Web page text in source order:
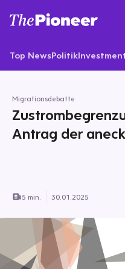
Top NewsPolitik
Migrationsdebatte
Antrag der
5 min. 30.01.2025